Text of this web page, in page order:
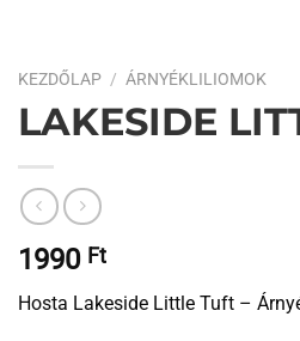
KEZDŐLAP / ÁRNYÉKLILIOMOK
LAKESIDE
1990 Ft
Hosta Lakeside Little Tuft –